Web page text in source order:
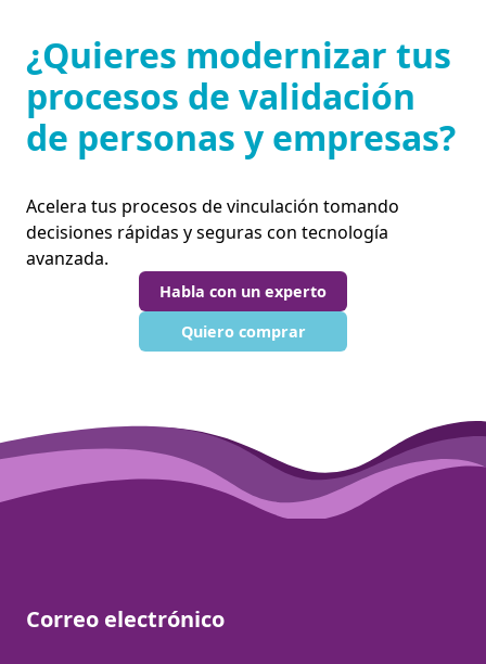
¿Quieres modernizar tus
procesos de validación
de personas y empresas?
Acelera tus procesos de vinculación tomando
decisiones rápidas y seguras con tecnología
avanzada.
Habla con un experto
Quiero comprar
Correo electrónico